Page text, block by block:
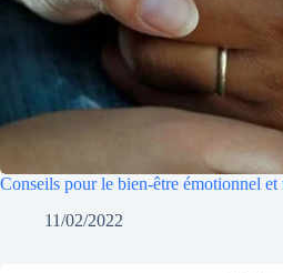
Conseils pour le bien-être émotionnel et
11/02/2022